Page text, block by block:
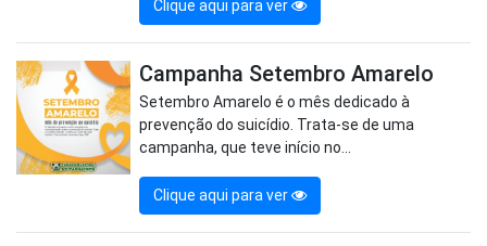
Clique aqui para ver
Campanha Setembro Amarelo
Setembro Amarelo é o mês dedicado à
prevenção do suicídio. Trata-se de uma
campanha, que teve início no...
Clique aqui para ver